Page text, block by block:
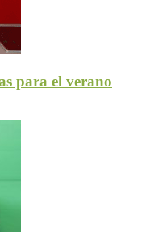
para el verano